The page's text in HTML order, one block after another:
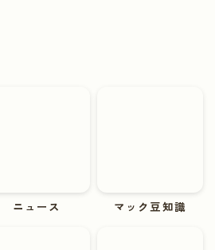
ニュース マック豆知識